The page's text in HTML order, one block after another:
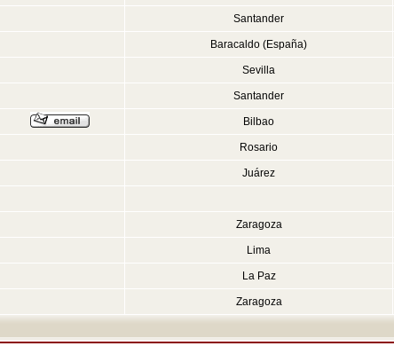
Santander
Baracaldo (España)
Sevilla
Santander
Bilbao
Rosario
Juárez
Zaragoza
Lima
La Paz
Zaragoza